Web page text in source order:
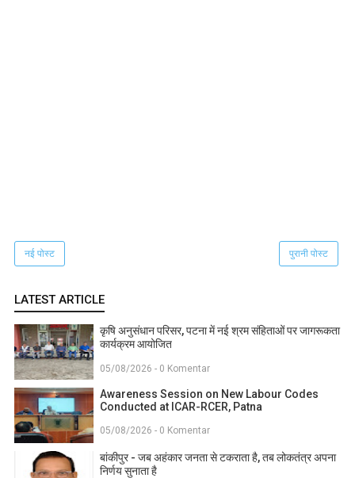
नई पोस्ट पुरानी पोस्ट
LATEST ARTICLE
कृषि अनुसंधान परिसर, पटना में नई श्रम संहिताओं पर जागरूकता
कार्यक्रम आयोजित
05/08/2026 - 0 Komentar
Awareness Session on New Labour Codes
Conducted at ICAR-RCER, Patna
05/08/2026 - 0 Komentar
बांकीपुर - जब अहंकार जनता से टकराता है, तब लोकतंत्र अपना
निर्णय सुनाता है